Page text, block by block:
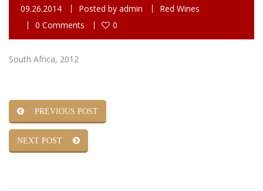
09.26.2014 Posted by admin
Red Wines
0 Comments
0
South Africa, 2012
PREVIOUS POST
NEXT POST